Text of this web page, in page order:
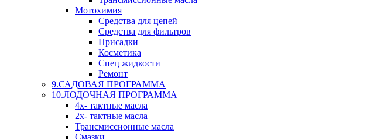
Мотохимия
Средства для цепей
Средства для фильтров
Присадки
Косметика
Спец жидкости
Ремонт
9.САДОВАЯ ПРОГРАММА
10.ЛОДОЧНАЯ ПРОГРАММА
4х- тактные масла
2х- тактные масла
Трансмиссионные масла
Смазки